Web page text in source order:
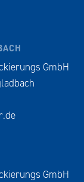
GmbH
GmbH